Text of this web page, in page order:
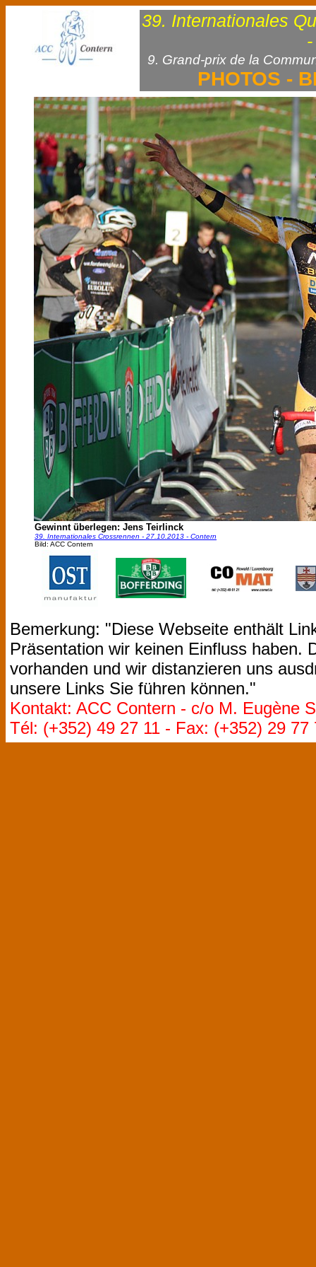
39. Internationales
9. Grand-prix de la
PHOTOS -
Gewinnt überlegen: Jens Teirlinck
39. Internationales Crossrennen - 27.10.2013 - Contern
Bild: ACC Contern
Bemerkung: "Diese Webseite enthält
Präsentation wir keinen Einfluss haben.
vorhanden und wir distanzieren uns
unsere Links Sie führen können."
Kontakt: ACC Contern - c/o M. Eugène
Tél: (+352) 49 27 11 - Fax: (+352) 29